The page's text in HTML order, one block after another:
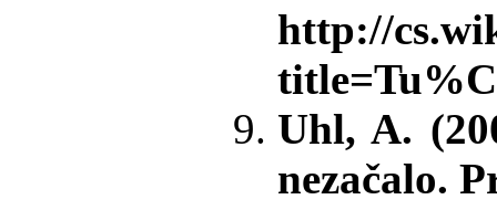
http://
Uhl, A.
nezačalo.